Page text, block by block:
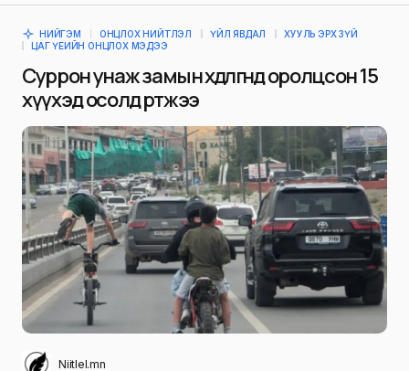
НИЙГЭМ ОНЦЛОХ НИЙТЛЭЛ ҮЙЛ ЯВДАЛ
ХУУЛЬ ЭРХ ЗҮЙ
ЦАГ ҮЕИЙН ОНЦЛОХ МЭДЭЭ
Суррон унаж замын хөдөлгөөнд оролцсон 15
хүүхэд осолд өртжээ
Niitlel.mn